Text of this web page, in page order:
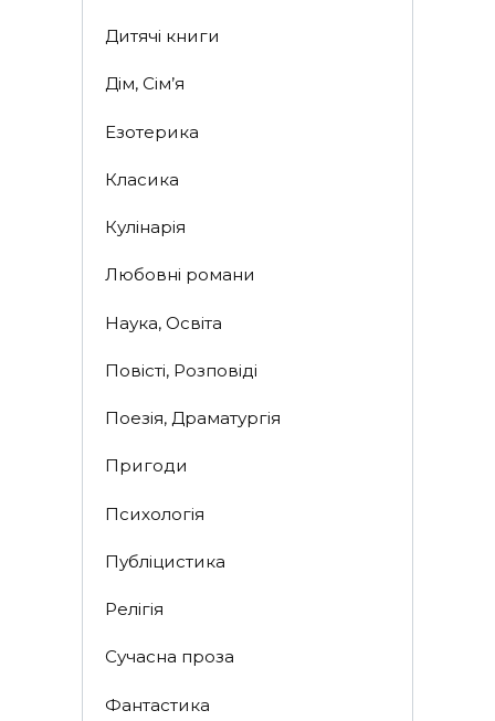
Дитячі книги
Дім, Сім’я
Езотерика
Класика
Кулінарія
Любовні романи
Наука, Освіта
Повісті, Розповіді
Поезія, Драматургія
Пригоди
Психологія
Публіцистика
Релігія
Сучасна проза
Фантастика